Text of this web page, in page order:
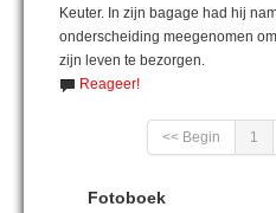
Keuter. In zijn bagage had hij
onderscheiding meegenomen
zijn leven te bezorgen.
Reageer!
<< Begin 1
Fotoboek